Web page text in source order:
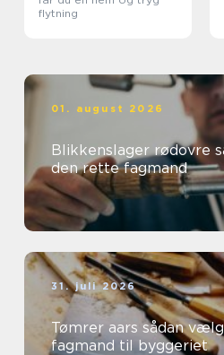
flytning
01. august 2026
Blikkenslager rødovre sådan vælger du
den rette fagmand
31. juli 2026
Tømrer aars sådan vælger du den rigtige
fagmand til byggeriet